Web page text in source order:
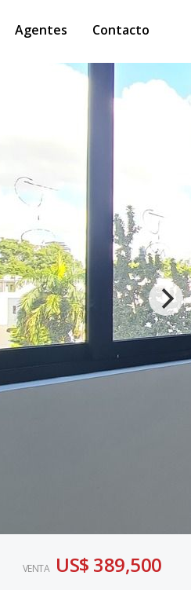
Agentes Contacto
VENTA US$ 389,500